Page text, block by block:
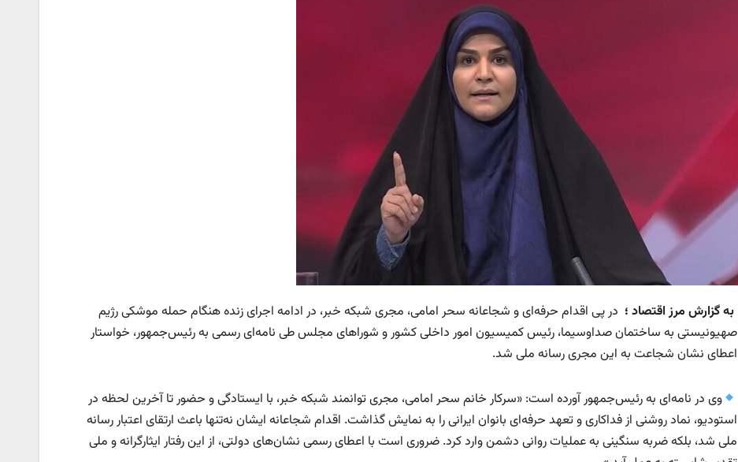
به گزارش مرز اقتصاد ؛ در پی اقدام حرفه‌ای و شجاعانه سحر امامی، مجری شبکه خبر، در ادامه اجرای زنده هنگام حمله موشکی رژیم
صهیونیستی به ساختمان صداوسیما، رئیس کمیسیون امور داخلی کشور و شوراهای مجلس طی نامه‌ای رسمی به رئیس‌جمهور، خواستار
اعطای نشان‌ شجاعت به این مجری رسانه ملی شد.
وی در نامه‌ای به رئیس‌جمهور آورده است: «سرکار خانم سحر امامی، مجری توانمند شبکه خبر، با ایستادگی و حضور تا آخرین لحظه در
استودیو، نماد روشنی از فداکاری و تعهد حرفه‌ای بانوان ایرانی را به نمایش گذاشت. اقدام شجاعانه ایشان نه‌تنها باعث ارتقای اعتبار رسانه
ملی شد، بلکه ضربه سنگینی به عملیات روانی دشمن وارد کرد. ضروری است با اعطای رسمی نشان‌های دولتی، از این رفتار ایثارگرانه و ملی